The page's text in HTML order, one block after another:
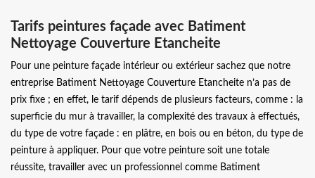
Tarifs peintures façade avec Batiment
Nettoyage Couverture Etancheite
Pour une peinture façade intérieur ou extérieur sachez que notre
entreprise Batiment Nettoyage Couverture Etancheite n’a pas de
prix fixe ; en effet, le tarif dépends de plusieurs facteurs, comme : la
superficie du mur à travailler, la complexité des travaux à effectués,
du type de votre façade : en plâtre, en bois ou en béton, du type de
peinture à appliquer. Pour que votre peinture soit une totale
réussite, travailler avec un professionnel comme Batiment